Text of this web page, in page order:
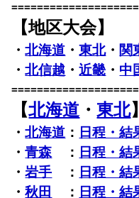
【地区大会】
・北海道 ・東北・ 関
・北信越 ・近畿 ・ 中
【北海道 ・ 東北】
・北海道 ： 日程・結
・青森 ： 日程・結
・岩手 ： 日程・結
・秋田 ： 日程・結